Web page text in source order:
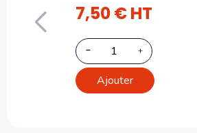
7,50 € HT
Ajouter